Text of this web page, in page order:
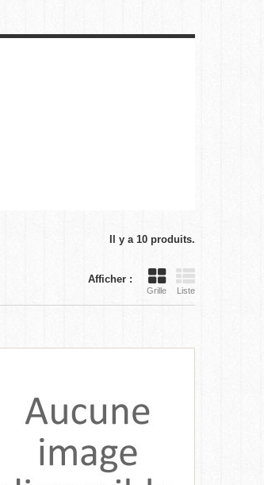
Il y a 10 produits.
Afficher :
Grille Liste